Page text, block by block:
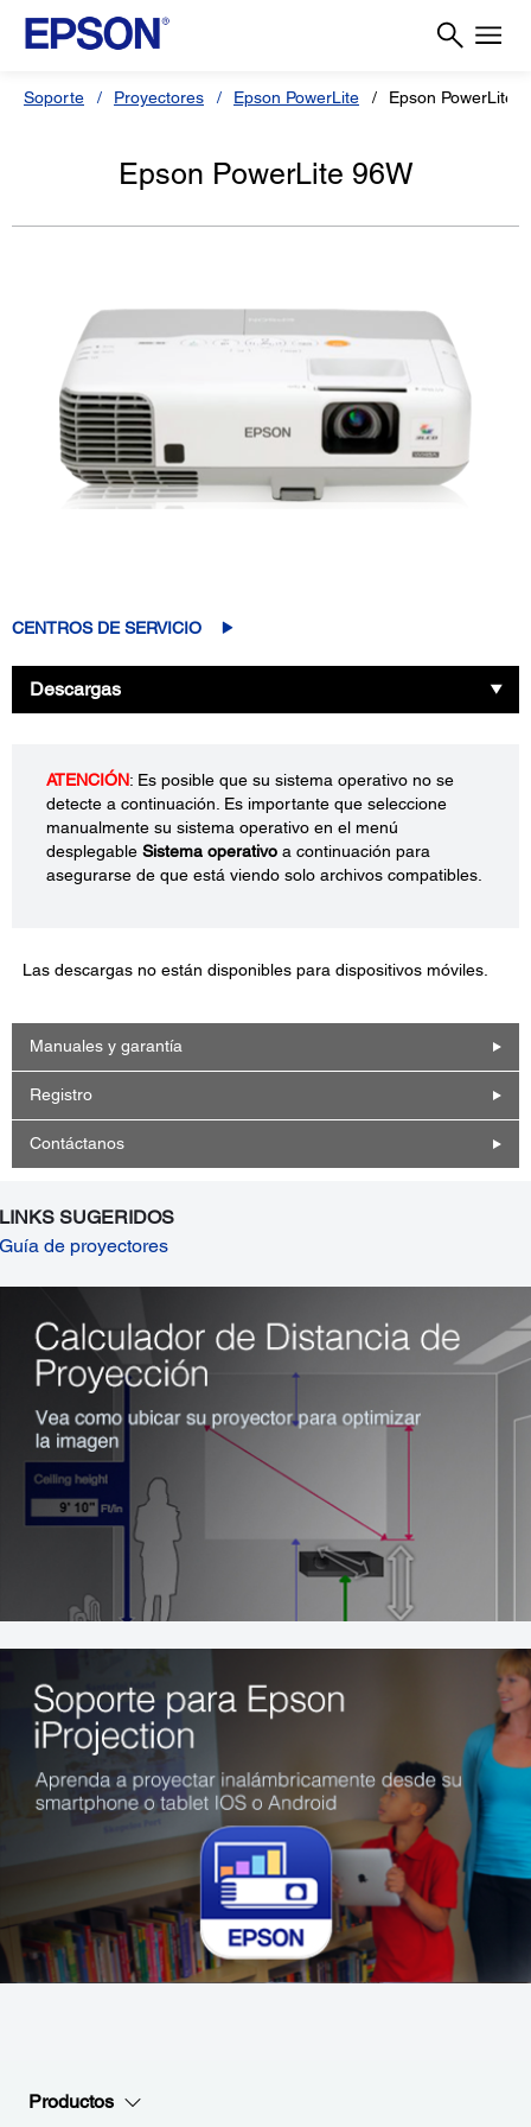
Soporte Proyectores Epson PowerLite Epson PowerLite
Epson PowerLite 96W
CENTROS DE SERVICIO
Descargas
ATENCIÓN: Es posible que su sistema operativo no se
detecte a continuación. Es importante que seleccione
manualmente su sistema operativo en el menú
desplegable Sistema operativo a continuación para
asegurarse de que está viendo solo archivos compatibles.
Las descargas no están disponibles para dispositivos móviles.
Manuales y garantía
Registro
Contáctanos
LINKS SUGERIDOS
Guía de proyectores
Productos